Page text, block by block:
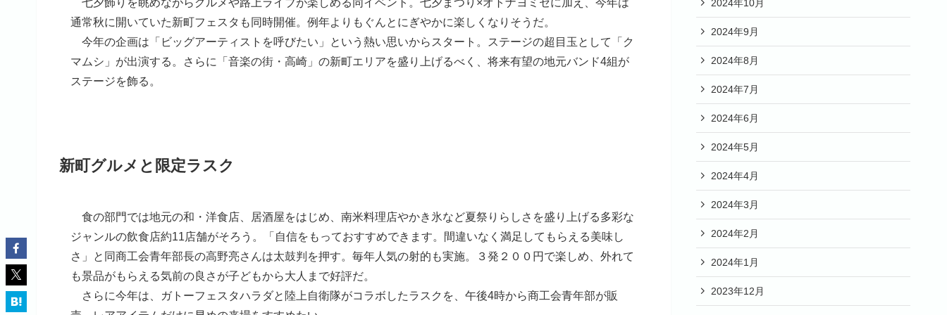
七夕飾りを眺めながらグルメや路上ライブが楽しめる同イベント。七夕まつり×オトナヨミセに加え、今年は
通常秋に開いていた新町フェスタも同時開催。例年よりもぐんとにぎやかに楽しくなりそうだ。
今年の企画は「ビッグアーティストを呼びたい」という熱い思いからスタート。ステージの超目玉として「ク
マムシ」が出演する。さらに「音楽の街・高崎」の新町エリアを盛り上げるべく、将来有望の地元バンド4組が
ステージを飾る。
新町グルメと限定ラスク
食の部門では地元の和・洋食店、居酒屋をはじめ、南米料理店やかき氷など夏祭りらしさを盛り上げる多彩な
ジャンルの飲食店約11店舗がそろう。「自信をもっておすすめできます。間違いなく満足してもらえる美味し
さ」と同商工会青年部長の高野亮さんは太鼓判を押す。毎年人気の射的も実施。３発２００円で楽しめ、外れて
も景品がもらえる気前の良さが子どもから大人まで好評だ。
さらに今年は、ガトーフェスタハラダと陸上自衛隊がコラボしたラスクを、午後4時から商工会青年部が販
2024年10月
2024年9月
2024年8月
2024年7月
2024年6月
2024年5月
2024年4月
2024年3月
2024年2月
2024年1月
2023年12月